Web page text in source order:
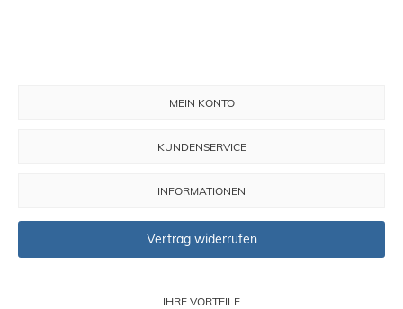
IHRE VORTEILE
MEIN KONTO
KUNDENSERVICE
INFORMATIONEN
Vertrag widerrufen